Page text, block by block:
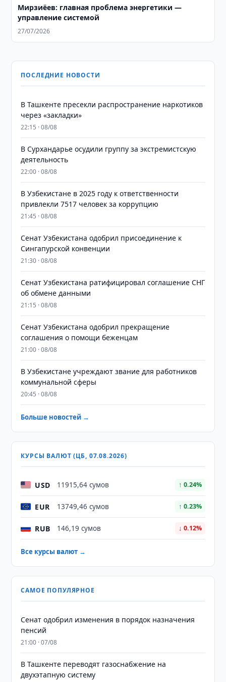
Мирзиёев: главная проблема энергетики —
управление системой
27/07/2026
ПОСЛЕДНИЕ НОВОСТИ
В Ташкенте пресекли распространение наркотиков
через «закладки»
22:15 · 08/08
В Сурхандарье осудили группу за экстремистскую
деятельность
22:00 · 08/08
В Узбекистане в 2025 году к ответственности
привлекли 7517 человек за коррупцию
21:45 · 08/08
Сенат Узбекистана одобрил присоединение к
Сингапурской конвенции
21:30 · 08/08
Сенат Узбекистана ратифицировал соглашение СНГ
об обмене данными
21:15 · 08/08
Сенат Узбекистана одобрил прекращение
соглашения о помощи беженцам
21:00 · 08/08
В Узбекистане учреждают звание для работников
коммунальной сферы
20:45 · 08/08
Больше новостей →
КУРСЫ ВАЛЮТ (ЦБ, 07.08.2026)
USD 11915,64 сумов ↑ 0.24%
EUR 13749,46 сумов ↑ 0.23%
RUB 146,19 сумов ↓ 0.12%
Все курсы валют →
САМОЕ ПОПУЛЯРНОЕ
Сенат одобрил изменения в порядок назначения
пенсий
21:00 · 07/08
В Ташкенте переводят газоснабжение на
двухэтапную систему